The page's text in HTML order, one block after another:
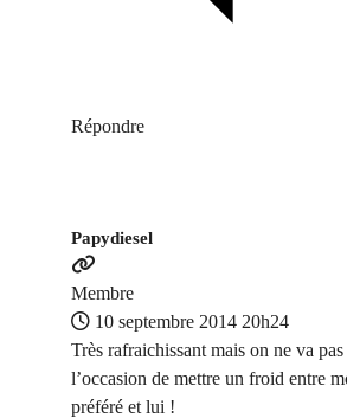
Répondre
Papydiesel
Membre
10 septembre 2014 20h24
Très rafraichissant mais on ne va
l’occasion de mettre un froid entre
préféré et lui !